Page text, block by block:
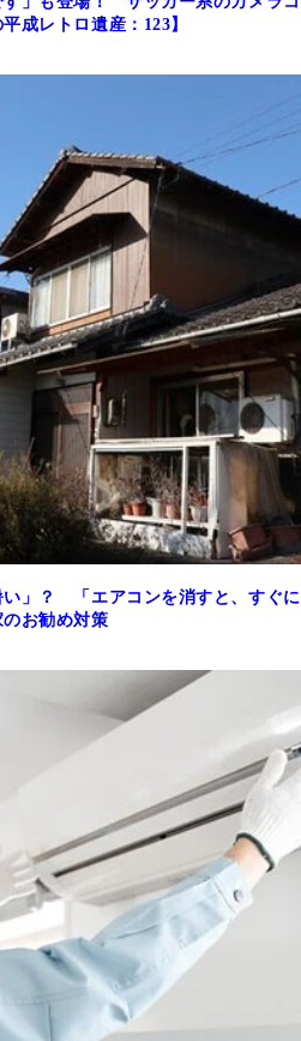
成レトロ遺産：123】
い」？ 「エアコンを消すと、すぐに
お勧め対策